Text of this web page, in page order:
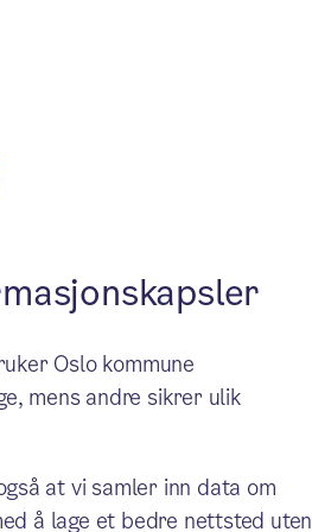
i
en sak om
Oslo kommune
mens andre sikrer ulik
at vi samler inn data om
å lage et bedre nettsted